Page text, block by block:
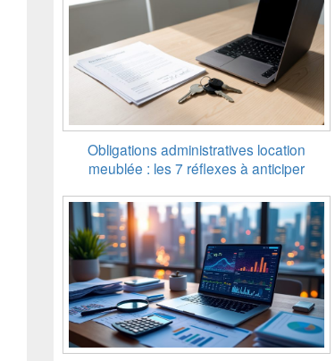
Obligations administratives location
meublée : les 7 réflexes à anticiper